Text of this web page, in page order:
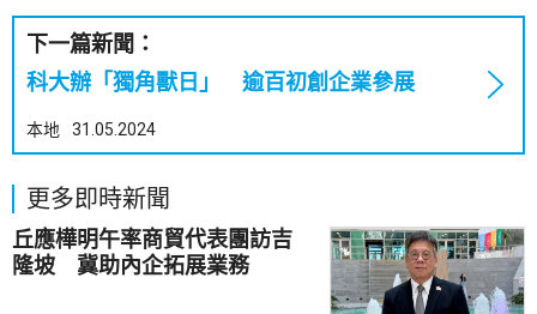
下一篇新聞：
科大辦「獨角獸日」 逾百初創企業參展
本地 31.05.2024
更多即時新聞
丘應樺明午率商貿代表團訪吉
隆坡 冀助內企拓展業務